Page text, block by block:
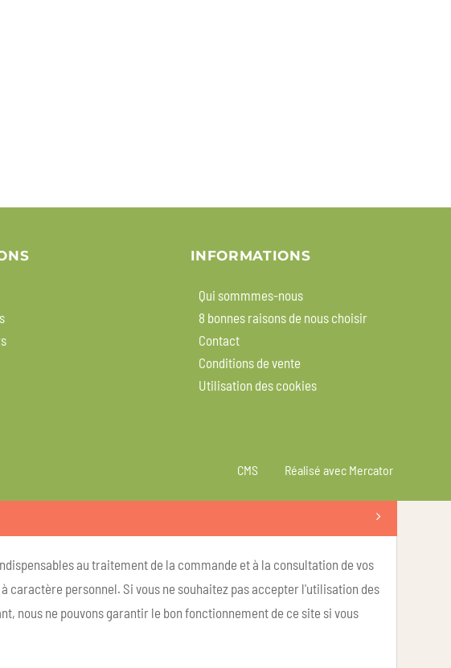
INFORMATIONS
Qui sommmes-nous
8 bonnes raisons de nous choisir
Contact
Conditions de vente
Utilisation des cookies
CMS Réalisé avec Mercator
au traitement de la commande et à la consultation de vos
caractère personnel. Si vous ne souhaitez pas accepter l'utilisation des
nous ne pouvons garantir le bon fonctionnement de ce site si vous